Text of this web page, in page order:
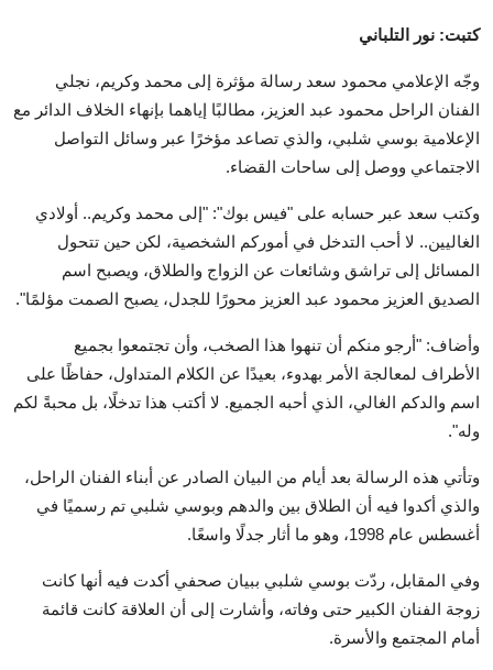
كتبت: نور التلباني
وجّه الإعلامي محمود سعد رسالة مؤثرة إلى محمد وكريم، نجلي
الفنان الراحل محمود عبد العزيز، مطالبًا إياهما بإنهاء الخلاف الدائر مع
الإعلامية بوسي شلبي، والذي تصاعد مؤخرًا عبر وسائل التواصل
الاجتماعي ووصل إلى ساحات القضاء.
وكتب سعد عبر حسابه على "فيس بوك": "إلى محمد وكريم.. أولادي
الغاليين.. لا أحب التدخل في أموركم الشخصية، لكن حين تتحول
المسائل إلى تراشق وشائعات عن الزواج والطلاق، ويصبح اسم
الصديق العزيز محمود عبد العزيز محورًا للجدل، يصبح الصمت مؤلمًا".
وأضاف: "أرجو منكم أن تنهوا هذا الصخب، وأن تجتمعوا بجميع
الأطراف لمعالجة الأمر بهدوء، بعيدًا عن الكلام المتداول، حفاظًا على
اسم والدكم الغالي، الذي أحبه الجميع. لا أكتب هذا تدخلًا، بل محبةً لكم
وله".
وتأتي هذه الرسالة بعد أيام من البيان الصادر عن أبناء الفنان الراحل،
والذي أكدوا فيه أن الطلاق بين والدهم وبوسي شلبي تم رسميًا في
أغسطس عام 1998، وهو ما أثار جدلًا واسعًا.
وفي المقابل، ردّت بوسي شلبي ببيان صحفي أكدت فيه أنها كانت
زوجة الفنان الكبير حتى وفاته، وأشارت إلى أن العلاقة كانت قائمة
أمام المجتمع والأسرة.